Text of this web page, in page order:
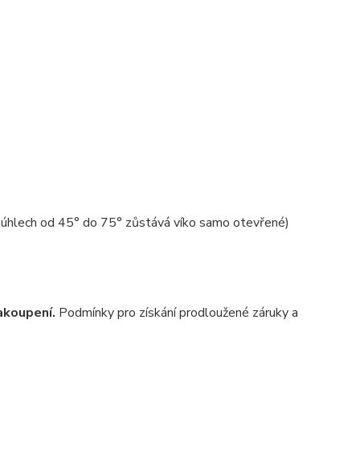
od 45° do 75° zůstává víko samo otevřené)
Podmínky pro získání prodloužené záruky a